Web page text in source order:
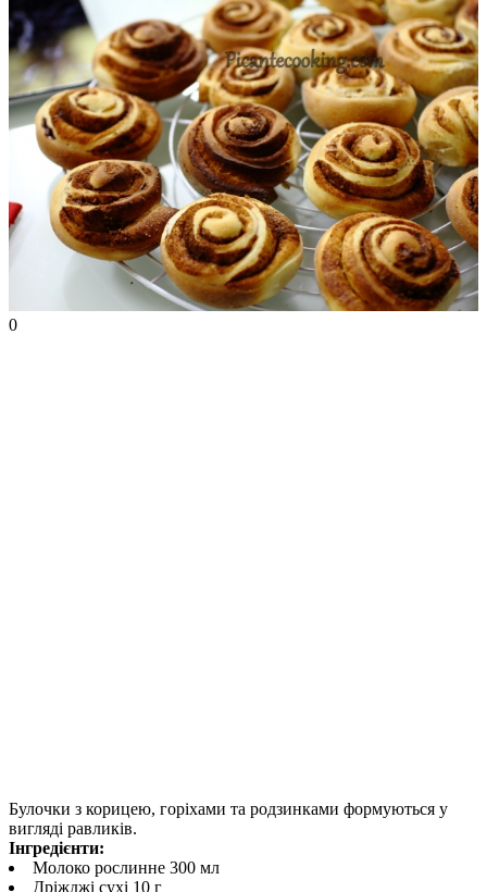
0
Булочки з корицею, горіхами та родзинками формуються у
вигляді равликів.
Інгредієнти:
Молоко рослинне 300 мл
Дріжджі сухі 10 г